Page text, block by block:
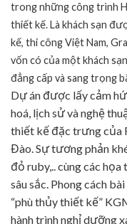
trong những công trình
thiết kế. Là khách sạn
kế, thi công Việt Nam,
vốn có của một khách
đẳng cấp và sang trọng
Dự án được lấy cảm
hoá, lịch sử và nghệ
thiết kế đặc trưng của
Đào. Sự tương phản
đỏ ruby,.. cùng các
sâu sắc. Phong cách
“phù thủy thiết kế”
hành trình nghỉ dưỡng